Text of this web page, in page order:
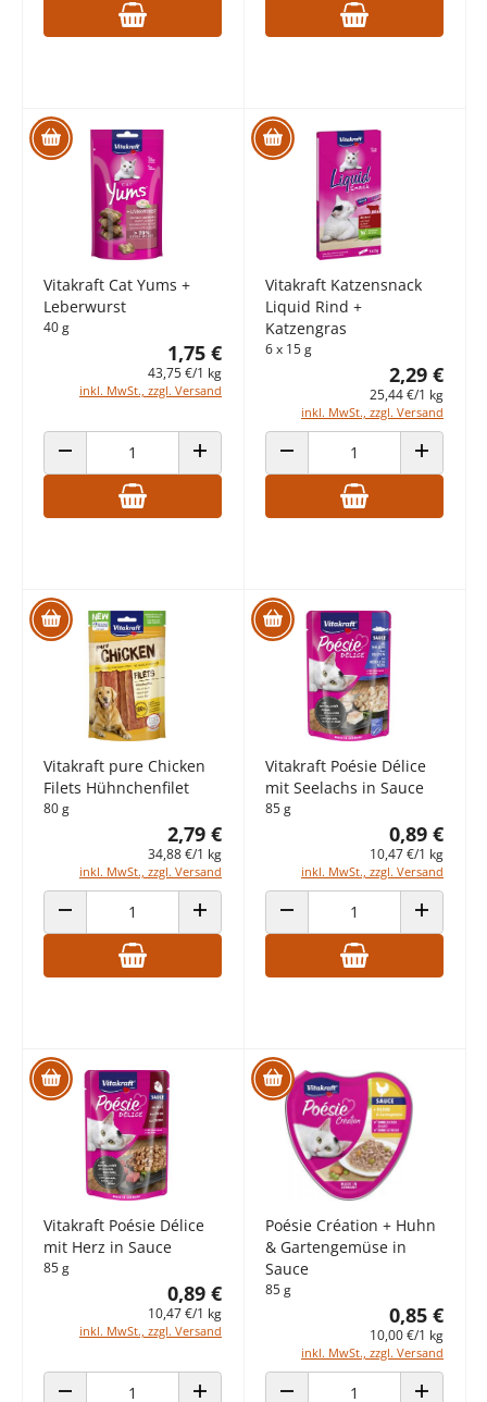
Vitakraft Cat Yums +
Leberwurst
40 g
1,75 €
43,75 €/1 kg
inkl. MwSt., zzgl. Versand
ANZAHL VERRINGERN ANZAHL ERHÖHEN
Vitakraft Katzensnack
Liquid Rind +
Katzengras
6 x 15 g
2,29 €
25,44 €/1 kg
inkl. MwSt., zzgl. Versand
ANZAHL VERRINGERN ANZAHL
Vitakraft pure Chicken
Filets Hühnchenfilet
80 g
2,79 €
34,88 €/1 kg
inkl. MwSt., zzgl. Versand
ANZAHL VERRINGERN ANZAHL ERHÖHEN
Vitakraft Poésie Délice
mit Seelachs in Sauce
85 g
0,89 €
10,47 €/1 kg
inkl. MwSt., zzgl. Versand
ANZAHL VERRINGERN ANZAHL
Vitakraft Poésie Délice
mit Herz in Sauce
85 g
0,89 €
10,47 €/1 kg
inkl. MwSt., zzgl. Versand
Poésie Création + Huhn
& Gartengemüse in
Sauce
85 g
0,85 €
10,00 €/1 kg
inkl. MwSt., zzgl. Versand